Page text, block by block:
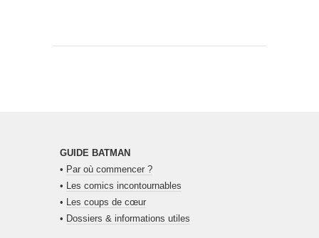
GUIDE BATMAN
• Par où commencer ?
• Les comics incontournables
• Les coups de cœur
• Dossiers & informations utiles